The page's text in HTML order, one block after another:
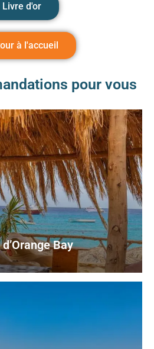
Livre d'or
à l'accueil
pour vous
Bay